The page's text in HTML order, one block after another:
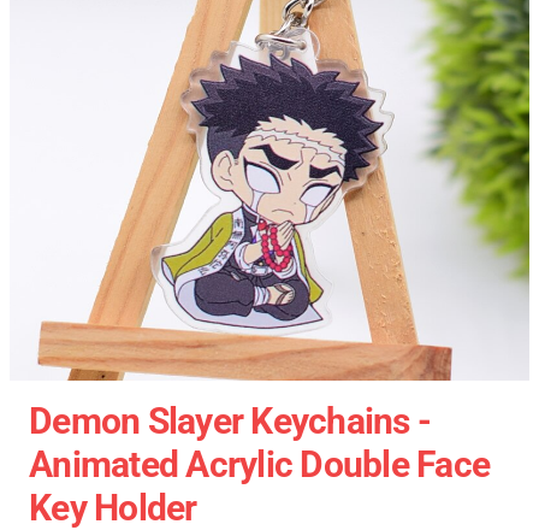
Demon Slayer Keychains -
Animated Acrylic Double Face
Key Holder